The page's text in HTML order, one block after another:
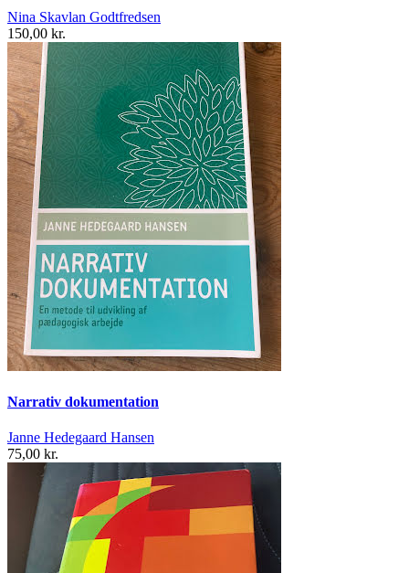
Nina Skavlan Godtfredsen
150,00 kr.
Narrativ dokumentation
Janne Hedegaard Hansen
75,00 kr.